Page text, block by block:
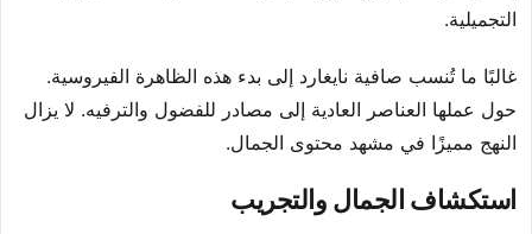
التجميلية.
غالبًا ما تُنسب صافية نايغارد إلى بدء هذه الظاهرة الفيروسية.
حول عملها العناصر العادية إلى مصادر للفضول والترفيه. لا يزال
النهج مميزًا في مشهد محتوى الجمال.
استكشاف الجمال والتجريب